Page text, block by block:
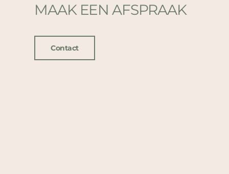
MAAK EEN AFSPRAAK
Contact